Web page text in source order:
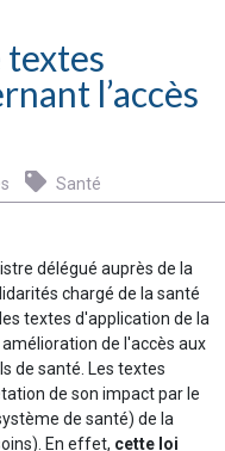
l’accès
Santé
délégué auprès de la
chargé de la santé
textes d'application de la
de l'accès aux
de santé. Les textes
de son impact par le
de santé) de la
En effet, cette loi